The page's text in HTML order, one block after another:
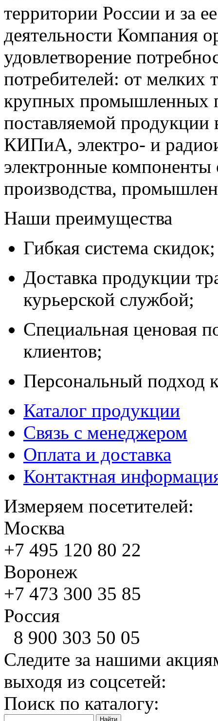
территории России и за
деятельности Компания
удовлетворение
потребителей: от мелких
крупных промышленных
поставляемой продукции
КИПиА, электро- и
электронные компоненты
производства,
Наши преимущества
Гибкая система скидок;
Доставка продукции
курьерской службой;
Специальная ценовая
клиентов;
Персональный подход
Каталог продукции
Связь с менеджером
Оплата и доставка
Контактная
Измеряем посетителей:
Москва
+7 495 120 80 22
Воронеж
+7 473 300 35 85
Россия
8 900 303 50 05
Следите за нашими
выходя из соцсетей:
Поиск по каталогу: